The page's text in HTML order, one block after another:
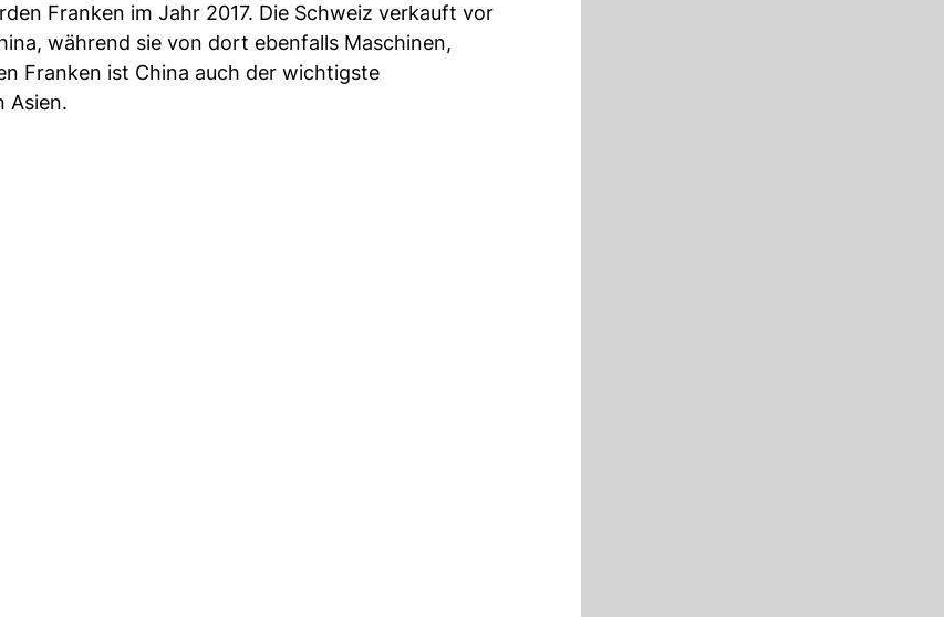
Franken im Jahr 2017. Die Schweiz verkauft vor
während sie von dort ebenfalls Maschinen,
Franken ist China auch der wichtigste
Asien.